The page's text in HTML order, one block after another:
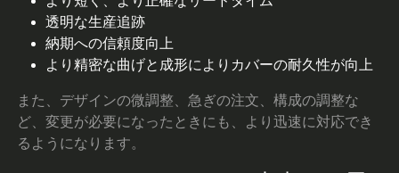
透明な生産追跡
納期への信頼度向上
より精密な曲げと成形によりカバーの耐久性が向上
また、デザインの微調整、急ぎの注文、構成の調整な
ど、変更が必要になったときにも、より迅速に対応でき
るようになります。